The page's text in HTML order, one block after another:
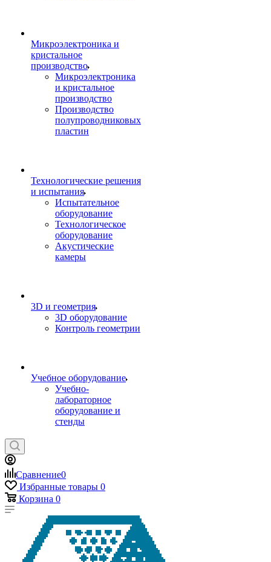
Микроэлектроника и
кристальное
производство
Микроэлектроника
и кристальное
производство
Производство
полупроводниковых
пластин
Технологические решения
и испытания
Испытательное
оборудование
Технологическое
оборудование
Акустические
камеры
3D и геометрия
3D оборудование
Контроль геометрии
Учебное оборудование
Учебно-
лабораторное
оборудование и
стенды
Сравнение0
Избранные товары 0
Корзина 0